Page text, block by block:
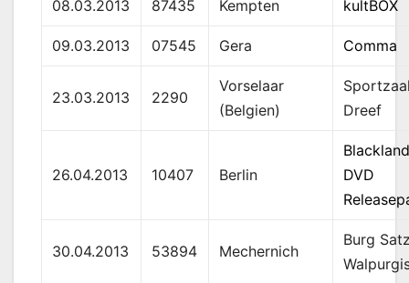
08.03.2013 87435 Kempten kultBOX
09.03.2013 07545 Gera Comma
23.03.2013 2290
Vorselaar
(Belgien)
Dreef
26.04.2013 10407 Berlin
DVD
30.04.2013 53894 Mechernich
Burg